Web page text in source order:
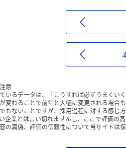
意
いるデータは、「こうすれば必ずうまくい
変わることで前年と大幅に変更される場合
もないことですが、採用過程に対する感じ
企業とは言い切れませんし、ここで評価の
の真偽、評価の信頼性について当サイトは